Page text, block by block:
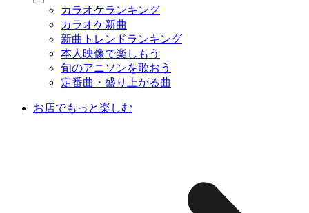
カラオケランキング
カラオケ新曲
新曲トレンドランキング
本人映像で楽しもう
旬のアニソンを歌おう
定番曲・盛り上がる曲
お店でもっと楽しむ